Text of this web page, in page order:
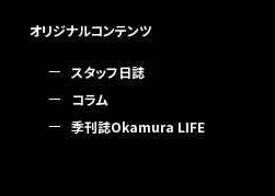
オリジナルコンテンツ
スタッフ日誌
コラム
季刊誌Okamura LIFE